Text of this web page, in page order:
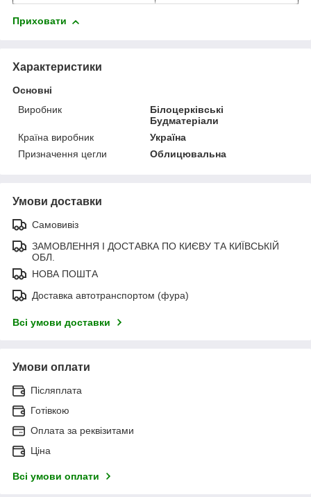
Приховати
Характеристики
Основні
Виробник
Білоцерківські
Будматеріали
Країна виробник
Україна
Призначення цегли
Облицювальна
Умови доставки
Самовивіз
ЗАМОВЛЕННЯ І ДОСТАВКА ПО КИЄВУ ТА КИЇВСЬКІЙ
ОБЛ.
НОВА ПОШТА
Доставка автотранспортом (фура)
Всі умови доставки
Умови оплати
Післяплата
Готівкою
Оплата за реквізитами
Ціна
Всі умови оплати